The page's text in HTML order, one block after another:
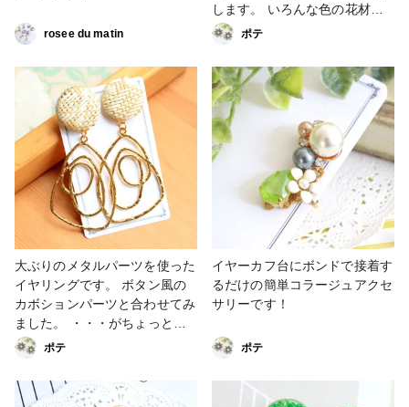
rosee du matin
します。 いろんな色の花材で
作ってみたいな～。 #ファンれ
ぽ_partsclub #秋アクセサリー
#イヤリング #イヤークリップ
ポテ
大ぶりのメタルパーツを使った
イヤリングです。 ボタン風の
カボションパーツと合わせてみ
ました。 ・・・がちょっと重
い・・・かも？ こういうと
き、またピアスホールあけたく
なります・・・。
ポテ
イヤーカフ台にボンドで接着す
るだけの簡単コラージュアクセ
サリーです！
ポテ